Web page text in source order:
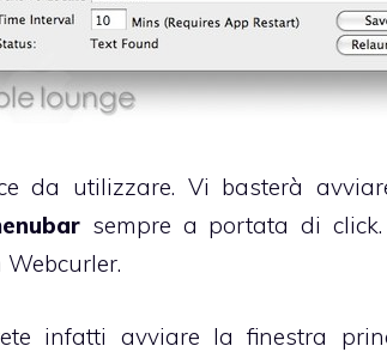
da utilizzare. Vi basterà
sempre a portata di
infatti avviare la finestra